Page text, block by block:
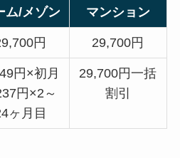
ム/メゾン マンション
円 29,700円
円×初月
円×2～
ヶ月目
29,700円一括
割引